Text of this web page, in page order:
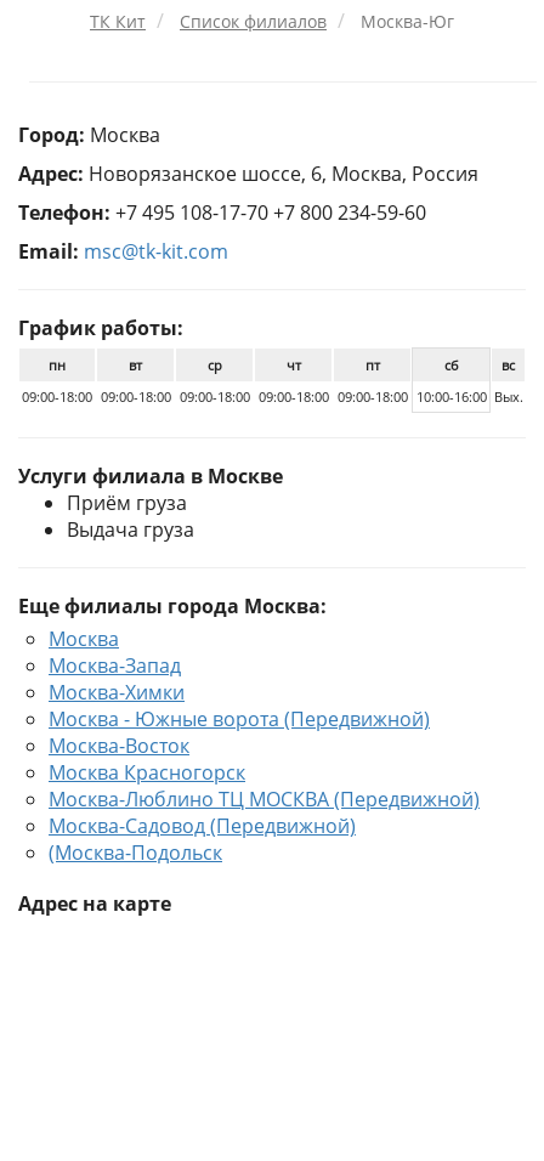
ТК Кит
Список филиалов Москва-Юг
Город: Москва
Адрес: Новорязанское шоссе, 6, Москва, Россия
Телефон: +7 495 108-17-70 +7 800 234-59-60
Email: msc@tk-kit.com
График работы:
пн
09:00-18:00
вт
09:00-18:00
ср
09:00-18:00
чт
09:00-18:00
пт
09:00-18:00
сб
10:00-16:00
вс
Вых.
Услуги филиала в Москве
Приём груза
Выдача груза
Еще филиалы города Москва:
Москва
Москва-Запад
Москва-Химки
Москва - Южные ворота (Передвижной)
Москва-Восток
Москва Красногорск
Москва-Люблино ТЦ МОСКВА (Передвижной)
Москва-Садовод (Передвижной)
(Москва-Подольск
Адрес на карте